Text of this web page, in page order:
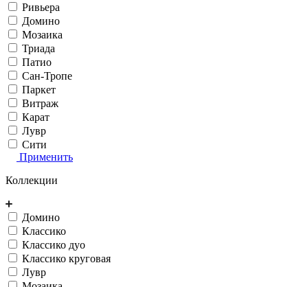
Ривьера
Домино
Мозаика
Триада
Патио
Сан-Тропе
Паркет
Витраж
Карат
Лувр
Сити
Применить
Коллекции
Домино
Классико
Классико дуо
Классико круговая
Лувр